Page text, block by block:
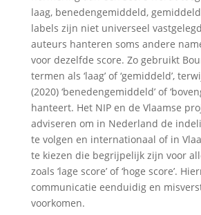
laag, benedengemiddeld,
labels zijn niet universeel
auteurs hanteren soms andere
voor dezelfde score. Zo gebruikt
termen als ‘laag’ of ‘gemiddeld’,
(2020) ‘benedengemiddeld’ of
hanteert. Het NIP en de Vlaamse
adviseren om in Nederland de
te volgen en internationaal of in
te kiezen die begrijpelijk zijn voor
zoals ‘lage score’ of ‘hoge score’.
communicatie eenduidig en
voorkomen.